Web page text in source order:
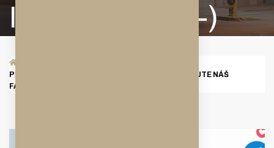
INSTAGRAM :-)
PŘIPRAVUJEME PRO VÁS SPOUSTU AKCÍ, SLEDUJTE NÁŠ
FACEBOOK A INSTAGRAM :-)